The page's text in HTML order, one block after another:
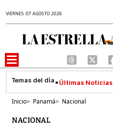
VIERNES 07 AGOSTO 2026
Últimas Noticias
Inicio> Panamá> Nacional
NACIONAL